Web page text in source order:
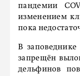
пандемии
изменением
пока
В заповеднике
запрещён
дельфинов